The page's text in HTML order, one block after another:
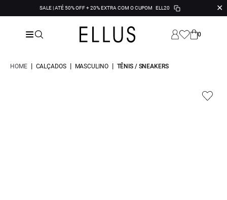
SALE | ATÉ 50% OFF + 20% EXTRA COM O CUPOM ELL20 ✕
0
HOME | CALÇADOS | MASCULINO | TÊNIS / SNEAKERS